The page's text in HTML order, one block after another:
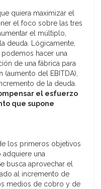
quiera maximizar el
el foco sobre las tres
el múltiplo,
deuda. Lógicamente,
hacer una
de una fábrica para
del EBITDA),
de la deuda.
el esfuerzo
que supone
los primeros objetivos
una
busca aprovechar el
al incremento de
medios de cobro y de